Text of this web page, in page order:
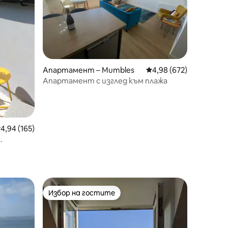
оценка: 4,94 от 5, 165 отзива
4,94 (165)
Апартамент – Mumbles Средна оценка: 4,98
4,98 (672)
Апартамент с изглед към плажа
Избор на гостите
Избор на гостите